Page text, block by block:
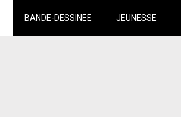
BANDE-DESSINEE JEUNESSE